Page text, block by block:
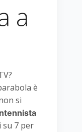
a
è
si
su 7 per